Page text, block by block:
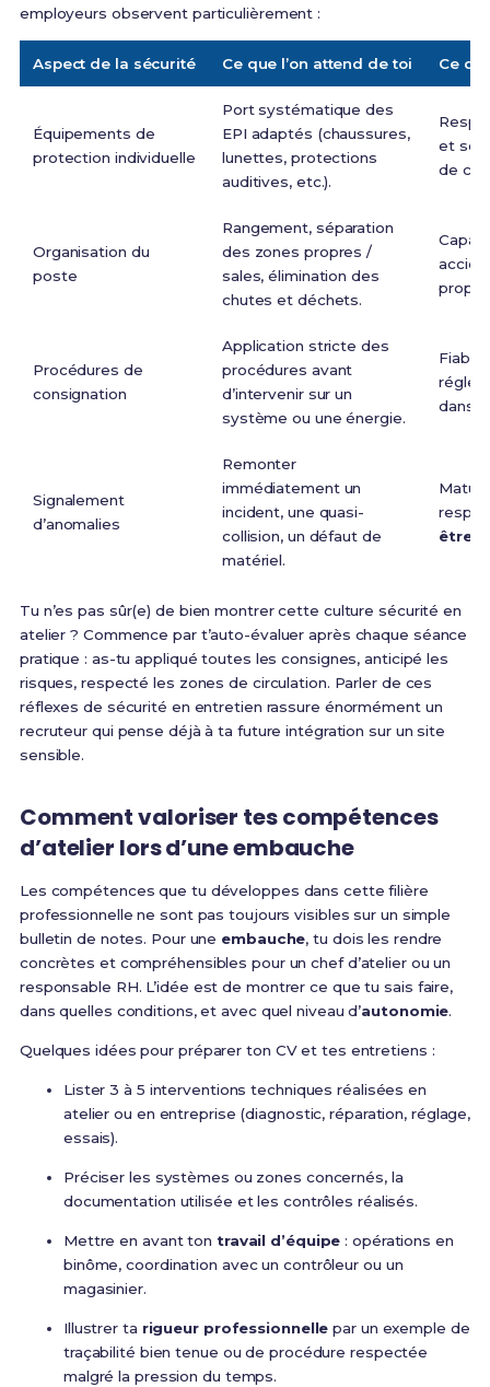
employeurs observent particulièrement :
Aspect de la sécurité Ce que l’on attend de toi Ce
Équipements de
protection individuelle
Port systématique des
EPI adaptés (chaussures,
lunettes, protections
auditives, etc.).
et
de
Organisation du
poste
Rangement, séparation
des zones propres /
sales, élimination des
chutes et déchets.
Procédures de
consignation
Application stricte des
procédures avant
d’intervenir sur un
système ou une énergie.
dans
Signalement
d’anomalies
Remonter
immédiatement un
incident, une quasi-
collision, un défaut de
matériel.
être
Tu n’es pas sûr(e) de bien montrer cette culture sécurité en
atelier ? Commence par t’auto-évaluer après chaque séance
pratique : as-tu appliqué toutes les consignes, anticipé les
risques, respecté les zones de circulation. Parler de ces
réflexes de sécurité en entretien rassure énormément un
recruteur qui pense déjà à ta future intégration sur un site
sensible.
Comment valoriser tes compétences
d’atelier lors d’une embauche
Les compétences que tu développes dans cette filière
professionnelle ne sont pas toujours visibles sur un simple
bulletin de notes. Pour une embauche, tu dois les rendre
concrètes et compréhensibles pour un chef d’atelier ou un
responsable RH. L’idée est de montrer ce que tu sais faire,
dans quelles conditions, et avec quel niveau d’autonomie.
Quelques idées pour préparer ton CV et tes entretiens :
Lister 3 à 5 interventions techniques réalisées en
atelier ou en entreprise (diagnostic, réparation, réglage,
essais).
Préciser les systèmes ou zones concernés, la
documentation utilisée et les contrôles réalisés.
Mettre en avant ton travail d’équipe : opérations en
binôme, coordination avec un contrôleur ou un
magasinier.
Illustrer ta rigueur professionnelle par un exemple de
traçabilité bien tenue ou de procédure respectée
malgré la pression du temps.